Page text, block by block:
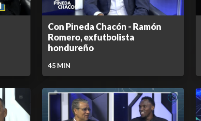
Con Pineda Chacón - Ramón
Romero, exfutbolista
hondureño
45 MIN